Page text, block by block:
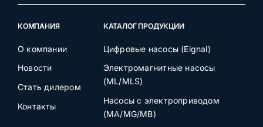
КОМПАНИЯ
О компании
Новости
Стать дилером
Контакты
КАТАЛОГ ПРОДУКЦИИ
Цифровые насосы (Eignal)
Электромагнитные насосы
(ML/MLS)
Насосы с электроприводом
(MA/MG/MB)